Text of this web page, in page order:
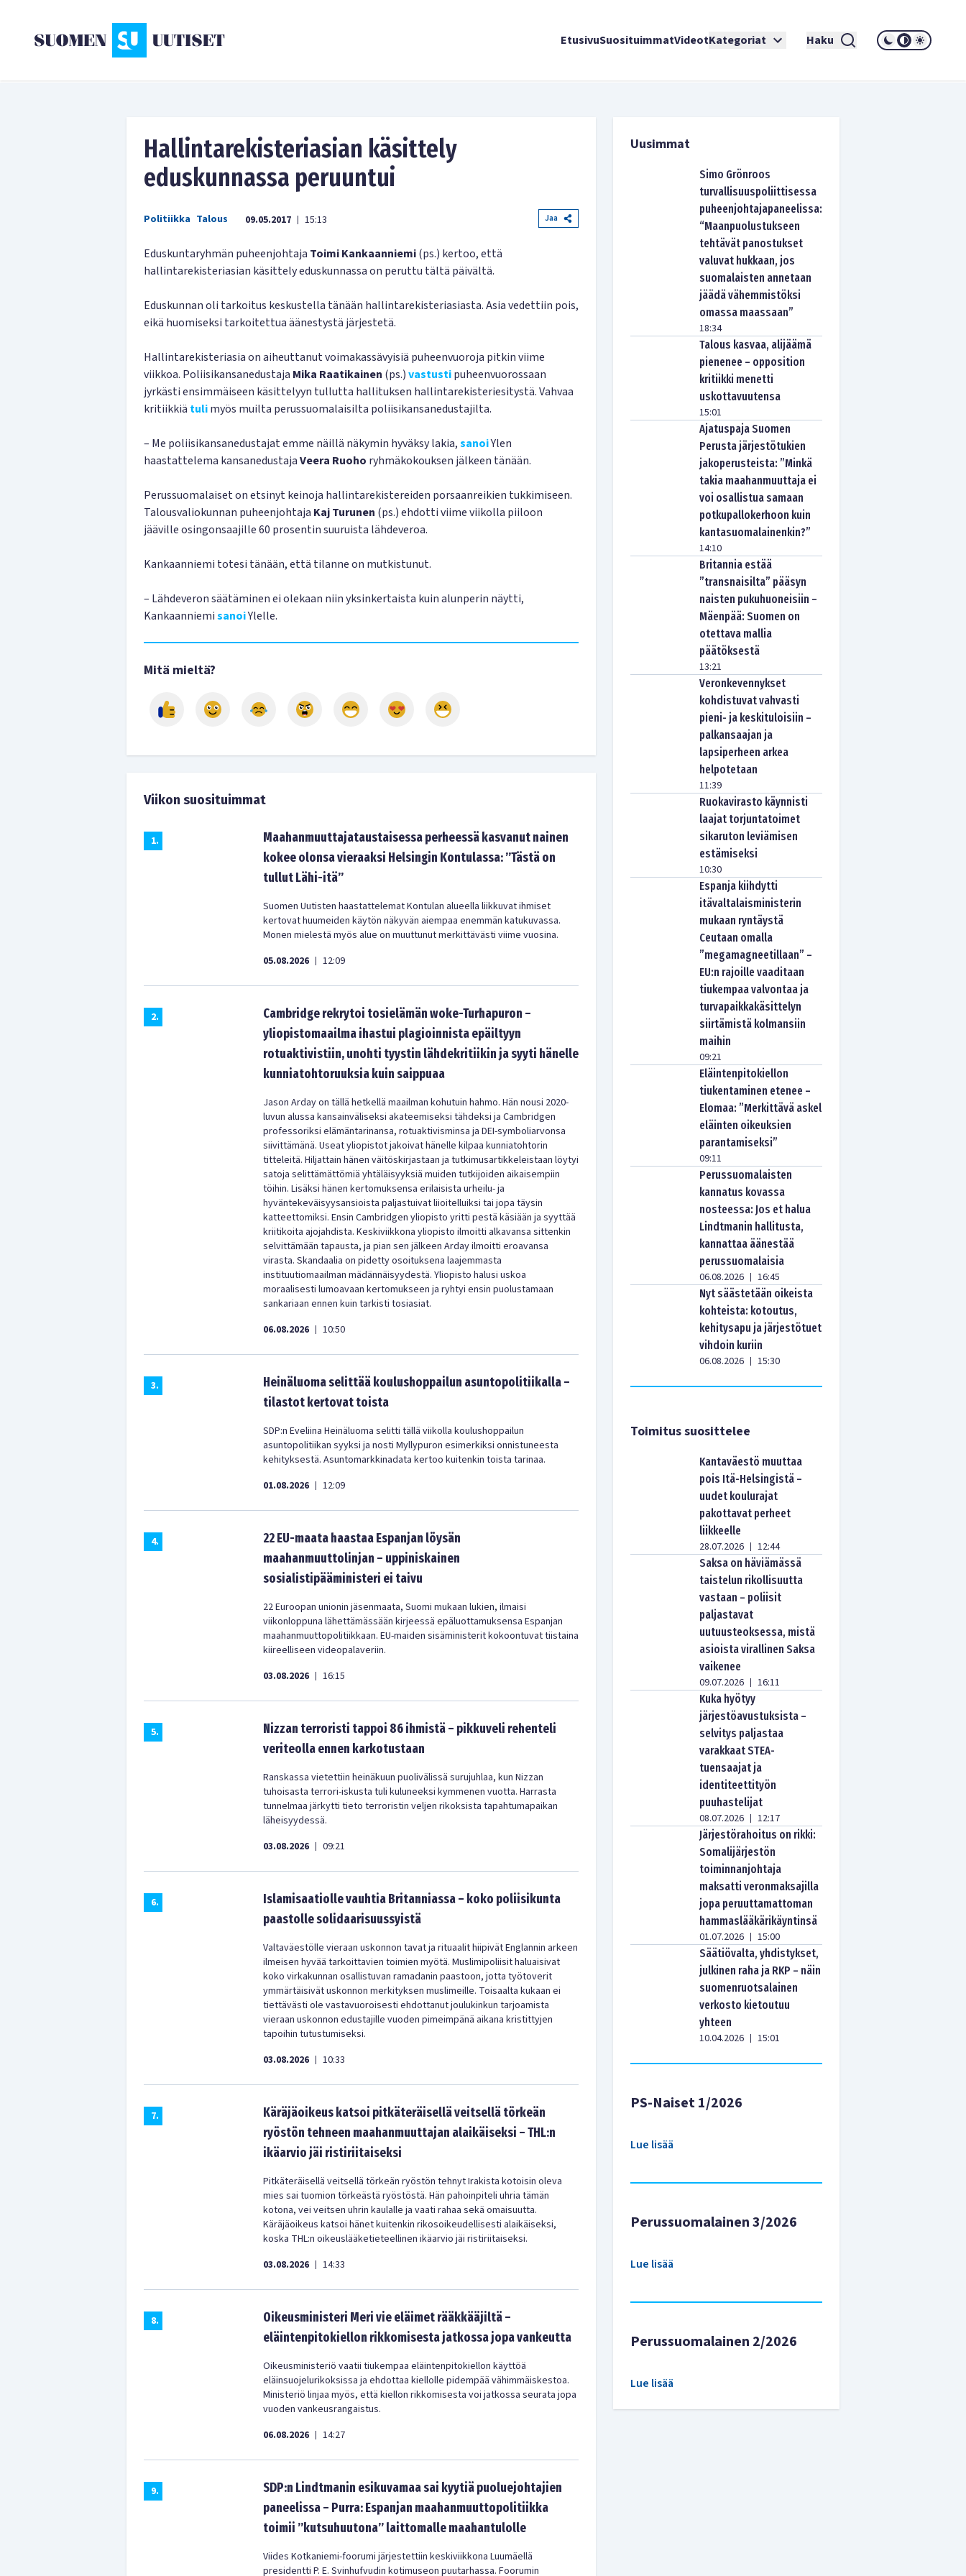
EtusivuSuosituimmatVideotKategoriat Haku
Hallintarekisteriasian käsittely
eduskunnassa peruuntui
Politiikka Talous 09.05.2017 | 15:13 Jaa
Eduskuntaryhmän puheenjohtaja Toimi Kankaanniemi(ps.) kertoo, että
hallintarekisteriasian käsittely eduskunnassa on peruttu tältä päivältä.
Eduskunnan oli tarkoitus keskustella tänään hallintarekisteriasiasta. Asia vedettiin pois,
eikä huomiseksi tarkoitettua äänestystä järjestetä.
Hallintarekisteriasia on aiheuttanut voimakassävyisiä puheenvuoroja pitkin viime
viikkoa. Poliisikansanedustaja Mika Raatikainen (ps.)vastustipuheenvuorossaan
jyrkästi ensimmäiseen käsittelyyn tullutta hallituksen hallintarekisteriesitystä. Vahvaa
kritiikkiä tulimyös muilta perussuomalaisilta poliisikansanedustajilta.
– Me poliisikansanedustajat emme näillä näkymin hyväksy lakia,sanoiYlen
haastattelema kansanedustajaVeera Ruoho ryhmäkokouksen jälkeen tänään.
Perussuomalaiset on etsinyt keinoja hallintarekistereiden porsaanreikien tukkimiseen.
Talousvaliokunnan puheenjohtaja Kaj Turunen (ps.) ehdotti viime viikolla piiloon
jääville osingonsaajille 60 prosentin suuruista lähdeveroa.
Kankaanniemi totesi tänään, että tilanne on mutkistunut.
– Lähdeveron säätäminen ei olekaan niin yksinkertaista kuin alunperin näytti,
KankaanniemisanoiYlelle.
Mitä mieltä?
Viikon suosituimmat
1.
Maahanmuuttajataustaisessa perheessä kasvanut nainen
kokee olonsa vieraaksi Helsingin Kontulassa: ”Tästä on
tullut Lähi-itä”
Suomen Uutisten haastattelemat Kontulan alueella liikkuvat ihmiset
kertovat huumeiden käytön näkyvän aiempaa enemmän katukuvassa.
Monen mielestä myös alue on muuttunut merkittävästi viime vuosina.
05.08.2026 | 12:09
2.
Cambridge rekrytoi tosielämän woke-Turhapuron –
yliopistomaailma ihastui plagioinnista epäiltyyn
rotuaktivistiin, unohti tyystin lähdekritiikin ja syyti hänelle
kunniatohtoruuksia kuin saippuaa
Jason Arday on tällä hetkellä maailman kohutuin hahmo. Hän nousi 2020-
luvun alussa kansainväliseksi akateemiseksi tähdeksi ja Cambridgen
professoriksi elämäntarinansa, rotuaktivisminsa ja DEI-symboliarvonsa
siivittämänä. Useat yliopistot jakoivat hänelle kilpaa kunniatohtorin
titteleitä. Hiljattain hänen väitöskirjastaan ja tutkimusartikkeleistaan löytyi
satoja selittämättömiä yhtäläisyyksiä muiden tutkijoiden aikaisempiin
töihin. Lisäksi hänen kertomuksensa erilaisista urheilu- ja
hyväntekeväisyysansioista paljastuivat liioitelluiksi tai jopa täysin
katteettomiksi. Ensin Cambridgen yliopisto yritti pestä käsiään ja syyttää
kriitikoita ajojahdista. Keskiviikkona yliopisto ilmoitti alkavansa sittenkin
selvittämään tapausta, ja pian sen jälkeen Arday ilmoitti eroavansa
virasta. Skandaalia on pidetty osoituksena laajemmasta
instituutiomaailman mädännäisyydestä. Yliopisto halusi uskoa
moraalisesti lumoavaan kertomukseen ja ryhtyi ensin puolustamaan
sankariaan ennen kuin tarkisti tosiasiat.
06.08.2026 | 10:50
3.
Heinäluoma selittää koulushoppailun asuntopolitiikalla –
tilastot kertovat toista
SDP:n Eveliina Heinäluoma selitti tällä viikolla koulushoppailun
asuntopolitiikan syyksi ja nosti Myllypuron esimerkiksi onnistuneesta
kehityksestä. Asuntomarkkinadata kertoo kuitenkin toista tarinaa.
01.08.2026 | 12:09
4.
22 EU-maata haastaa Espanjan löysän
maahanmuuttolinjan – uppiniskainen
sosialistipääministeri ei taivu
22 Euroopan unionin jäsenmaata, Suomi mukaan lukien, ilmaisi
viikonloppuna lähettämässään kirjeessä epäluottamuksensa Espanjan
maahanmuuttopolitiikkaan. EU-maiden sisäministerit kokoontuvat tiistaina
kiireelliseen videopalaveriin.
03.08.2026 | 16:15
5.
Nizzan terroristi tappoi 86 ihmistä – pikkuveli rehenteli
veriteolla ennen karkotustaan
Ranskassa vietettiin heinäkuun puolivälissä surujuhlaa, kun Nizzan
tuhoisasta terrori-iskusta tuli kuluneeksi kymmenen vuotta. Harrasta
tunnelmaa järkytti tieto terroristin veljen rikoksista tapahtumapaikan
läheisyydessä.
03.08.2026 | 09:21
6.
Islamisaatiolle vauhtia Britanniassa – koko poliisikunta
paastolle solidaarisuussyistä
Valtaväestölle vieraan uskonnon tavat ja rituaalit hiipivät Englannin arkeen
ilmeisen hyvää tarkoittavien toimien myötä. Muslimipoliisit haluaisivat
koko virkakunnan osallistuvan ramadanin paastoon, jotta työtoverit
ymmärtäisivät uskonnon merkityksen muslimeille. Toisaalta kukaan ei
tiettävästi ole vastavuoroisesti ehdottanut joulukinkun tarjoamista
vieraan uskonnon edustajille vuoden pimeimpänä aikana kristittyjen
tapoihin tutustumiseksi.
03.08.2026 | 10:33
7.
Käräjäoikeus katsoi pitkäteräisellä veitsellä törkeän
ryöstön tehneen maahanmuuttajan alaikäiseksi – THL:n
ikäarvio jäi ristiriitaiseksi
Pitkäteräisellä veitsellä törkeän ryöstön tehnyt Irakista kotoisin oleva
mies sai tuomion törkeästä ryöstöstä. Hän pahoinpiteli uhria tämän
kotona, vei veitsen uhrin kaulalle ja vaati rahaa sekä omaisuutta.
Käräjäoikeus katsoi hänet kuitenkin rikosoikeudellisesti alaikäiseksi,
koska THL:n oikeuslääketieteellinen ikäarvio jäi ristiriitaiseksi.
03.08.2026 | 14:33
8.
Oikeusministeri Meri vie eläimet rääkkääjiltä –
eläintenpitokiellon rikkomisesta jatkossa jopa vankeutta
Oikeusministeriö vaatii tiukempaa eläintenpitokiellon käyttöä
eläinsuojelurikoksissa ja ehdottaa kiellolle pidempää vähimmäiskestoa.
Ministeriö linjaa myös, että kiellon rikkomisesta voi jatkossa seurata jopa
vuoden vankeusrangaistus.
06.08.2026 | 14:27
9.
SDP:n Lindtmanin esikuvamaa sai kyytiä puoluejohtajien
paneelissa – Purra: Espanjan maahanmuuttopolitiikka
toimii ”kutsuhuutona” laittomalle maahantulolle
Viides Kotkaniemi-foorumi järjestettiin keskiviikkona Luumäellä
presidentti P. E. Svinhufvudin kotimuseon puutarhassa. Foorumin
Uusimmat
Simo Grönroos
turvallisuuspoliittisessa
puheenjohtajapaneelissa:
“Maanpuolustukseen
tehtävät panostukset
valuvat hukkaan, jos
suomalaisten annetaan
jäädä vähemmistöksi
omassa maassaan”
18:34
Talous kasvaa, alijäämä
pienenee – opposition
kritiikki menetti
uskottavuutensa
15:01
Ajatuspaja Suomen
Perusta järjestötukien
jakoperusteista: ”Minkä
takia maahanmuuttaja ei
voi osallistua samaan
potkupallokerhoon kuin
kantasuomalainenkin?”
14:10
Britannia estää
”transnaisilta” pääsyn
naisten pukuhuoneisiin –
Mäenpää: Suomen on
otettava mallia
päätöksestä
13:21
Veronkevennykset
kohdistuvat vahvasti
pieni- ja keskituloisiin –
palkansaajan ja
lapsiperheen arkea
helpotetaan
11:39
Ruokavirasto käynnisti
laajat torjuntatoimet
sikaruton leviämisen
estämiseksi
10:30
Espanja kiihdytti
itävaltalaisministerin
mukaan ryntäystä
Ceutaan omalla
”megamagneetillaan” –
EU:n rajoille vaaditaan
tiukempaa valvontaa ja
turvapaikkakäsittelyn
siirtämistä kolmansiin
maihin
09:21
Eläintenpitokiellon
tiukentaminen etenee –
Elomaa: ”Merkittävä askel
eläinten oikeuksien
parantamiseksi”
09:11
Perussuomalaisten
kannatus kovassa
nosteessa: Jos et halua
Lindtmanin hallitusta,
kannattaa äänestää
perussuomalaisia
06.08.2026 | 16:45
Nyt säästetään oikeista
kohteista: kotoutus,
kehitysapu ja järjestötuet
vihdoin kuriin
06.08.2026 | 15:30
Toimitus suosittelee
Kantaväestö muuttaa
pois Itä-Helsingistä –
uudet koulurajat
pakottavat perheet
liikkeelle
28.07.2026 | 12:44
Saksa on häviämässä
taistelun rikollisuutta
vastaan – poliisit
paljastavat
uutuusteoksessa, mistä
asioista virallinen Saksa
vaikenee
09.07.2026 | 16:11
Kuka hyötyy
järjestöavustuksista –
selvitys paljastaa
varakkaat STEA-
tuensaajat ja
identiteettityön
puuhastelijat
08.07.2026 | 12:17
Järjestörahoitus on rikki:
Somalijärjestön
toiminnanjohtaja
maksatti veronmaksajilla
jopa peruuttamattoman
hammaslääkärikäyntinsä
01.07.2026 | 15:00
Säätiövalta, yhdistykset,
julkinen raha ja RKP – näin
suomenruotsalainen
verkosto kietoutuu
yhteen
10.04.2026 | 15:01
PS-Naiset 1/2026
Lue lisää
Perussuomalainen 3/2026
Lue lisää
Perussuomalainen 2/2026
Lue lisää